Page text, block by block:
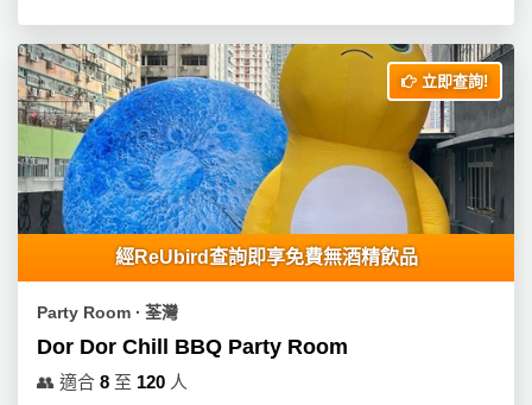
立即查詢!
經ReUbird查詢即享免費無酒精飲品
Party Room ∙ 荃灣
Dor Dor Chill BBQ Party Room
👥 適合 8 至 120 人